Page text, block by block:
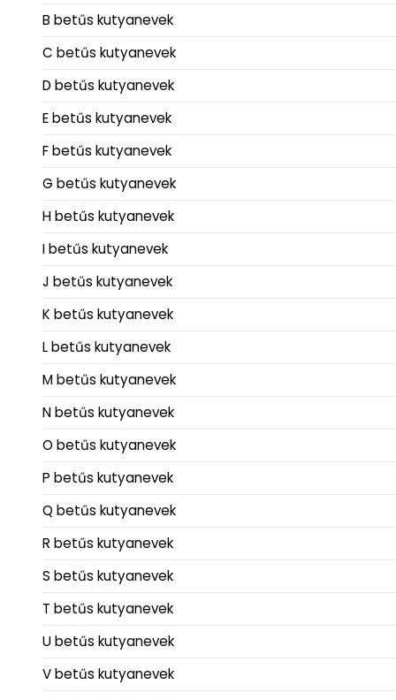
B betűs kutyanevek
C betűs kutyanevek
D betűs kutyanevek
E betűs kutyanevek
F betűs kutyanevek
G betűs kutyanevek
H betűs kutyanevek
I betűs kutyanevek
J betűs kutyanevek
K betűs kutyanevek
L betűs kutyanevek
M betűs kutyanevek
N betűs kutyanevek
O betűs kutyanevek
P betűs kutyanevek
Q betűs kutyanevek
R betűs kutyanevek
S betűs kutyanevek
T betűs kutyanevek
U betűs kutyanevek
V betűs kutyanevek